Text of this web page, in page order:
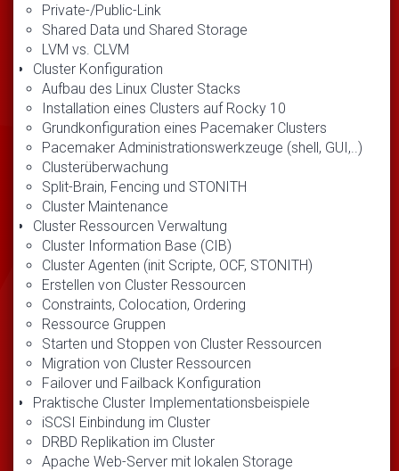
Private-/Public-Link
Shared Data und Shared Storage
LVM vs. CLVM
Cluster Konfiguration
Aufbau des Linux Cluster Stacks
Installation eines Clusters auf Rocky 10
Grundkonfiguration eines Pacemaker Clusters
Pacemaker Administrationswerkzeuge (shell, GUI,..)
Clusterüberwachung
Split-Brain, Fencing und STONITH
Cluster Maintenance
Cluster Ressourcen Verwaltung
Cluster Information Base (CIB)
Cluster Agenten (init Scripte, OCF, STONITH)
Erstellen von Cluster Ressourcen
Constraints, Colocation, Ordering
Ressource Gruppen
Starten und Stoppen von Cluster Ressourcen
Migration von Cluster Ressourcen
Failover und Failback Konfiguration
Praktische Cluster Implementationsbeispiele
iSCSI Einbindung im Cluster
DRBD Replikation im Cluster
Apache Web-Server mit lokalen Storage